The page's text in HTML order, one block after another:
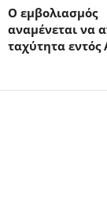
Ο εμβολιασμός
αναμένεται να
ταχύτητα εντός